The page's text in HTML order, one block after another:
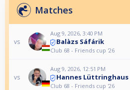
Matches
vs
Aug 9, 2026, 3:40 PM
Balàzs Sáfárik
Club 68 - Friends cup '26
vs
Aug 9, 2026, 12:51 PM
Hannes Lüttringhaus
Club 68 - Friends cup '26